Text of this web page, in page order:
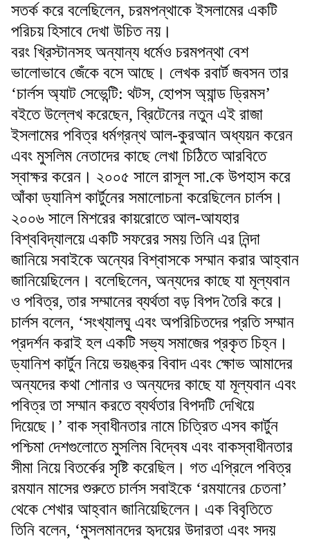
সতর্ক করে বলেছিলেন, চরমপন্থাকে ইসলামের একটি
পরিচয় হিসাবে দেখা উচিত নয়।
বরং খ্রিস্টানসহ অন্যান্য ধর্মেও চরমপন্থা বেশ
ভালোভাবে জেঁকে বসে আছে। লেখক রবার্ট জবসন তার
‘চার্লস অ্যাট সেভেন্টি: থটস, হোপস অ্যান্ড ড্রিমস’
বইতে উল্লেখ করেছেন, ব্রিটেনের নতুন এই রাজা
ইসলামের পবিত্র ধর্মগ্রন্থ আল-কুরআন অধ্যয়ন করেন
এবং মুসলিম নেতাদের কাছে লেখা চিঠিতে আরবিতে
স্বাক্ষর করেন। ২০০৫ সালে রাসূল সা.কে উপহাস করে
আঁকা ড্যানিশ কার্টুনের সমালোচনা করেছিলেন চার্লস।
২০০৬ সালে মিশরের কায়রোতে আল-আযহার
বিশ্ববিদ্যালয়ে একটি সফরের সময় তিনি এর নিন্দা
জানিয়ে সবাইকে অন্যের বিশ্বাসকে সম্মান করার আহ্বান
জানিয়েছিলেন। বলেছিলেন, অন্যদের কাছে যা মূল্যবান
ও পবিত্র, তার সম্মানের ব্যর্থতা বড় বিপদ তৈরি করে।
চার্লস বলেন, ‘সংখ্যালঘু এবং অপরিচিতদের প্রতি সম্মান
প্রদর্শন করাই হল একটি সভ্য সমাজের প্রকৃত চিহ্ন।
ড্যানিশ কার্টুন নিয়ে ভয়ঙ্কর বিবাদ এবং ক্ষোভ আমাদের
অন্যদের কথা শোনার ও অন্যদের কাছে যা মূল্যবান এবং
পবিত্র তা সম্মান করতে ব্যর্থতার বিপদটি দেখিয়ে
দিয়েছে।’ বাক স্বাধীনতার নামে চিত্রিত এসব কার্টুন
পশ্চিমা দেশগুলোতে মুসলিম বিদ্বেষ এবং বাকস্বাধীনতার
সীমা নিয়ে বিতর্কের সৃষ্টি করেছিল। গত এপ্রিলে পবিত্র
রমযান মাসের শুরুতে চার্লস সবাইকে ‘রমযানের চেতনা’
থেকে শেখার আহ্বান জানিয়েছিলেন। এক বিবৃতিতে
তিনি বলেন, ‘মুসলমানদের হৃদয়ের উদারতা এবং সদয়